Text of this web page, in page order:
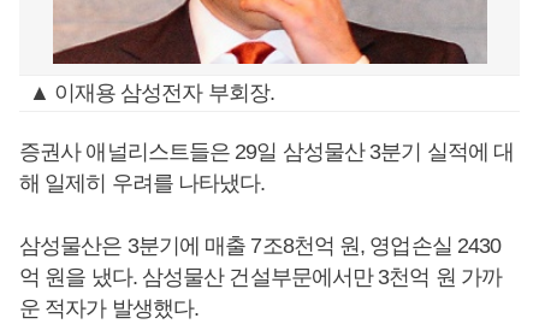
▲ 이재용 삼성전자 부회장.
증권사 애널리스트들은 29일 삼성물산 3분기 실적에 대
해 일제히 우려를 나타냈다.
삼성물산은 3분기에 매출 7조8천억 원, 영업손실 2430
억 원을 냈다. 삼성물산 건설부문에서만 3천억 원 가까
운 적자가 발생했다.